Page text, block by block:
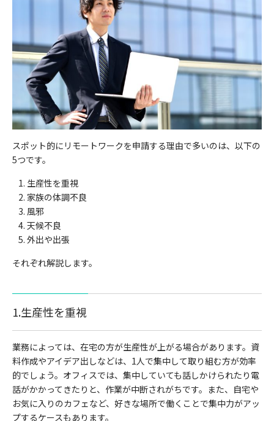
スポット的にリモートワークを申請する理由で多いのは、以下の
5つです。
生産性を重視
家族の体調不良
風邪
天候不良
外出や出張
それぞれ解説します。
1.生産性を重視
業務によっては、在宅の方が生産性が上がる場合があります。資
料作成やアイデア出しなどは、1人で集中して取り組む方が効率
的でしょう。オフィスでは、集中していても話しかけられたり電
話がかかってきたりと、作業が中断されがちです。また、自宅や
お気に入りのカフェなど、好きな場所で働くことで集中力がアッ
プするケースもあります。